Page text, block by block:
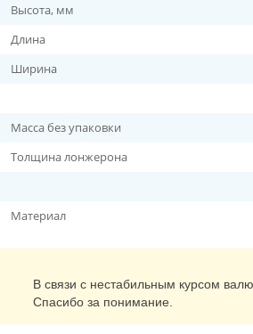
Высота, мм
Длина
Ширина
Масса без упаковки
Толщина лонжерона
Материал
В связи с нестабильным курсом
Спасибо за понимание.